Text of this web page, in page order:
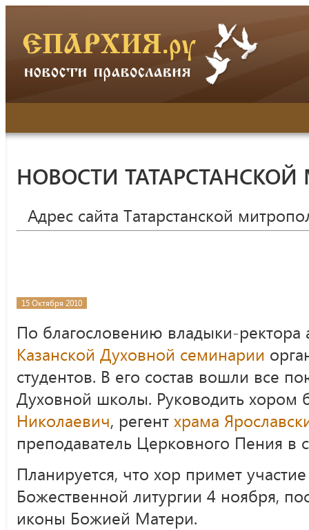
НОВОСТИ
Адрес сайта Татарстанской
15 Октября 2010
По благословению владыки-ректора
Казанской Духовной семинарии
студентов. В его состав вошли все
Духовной школы. Руководить хором
Николаевич, регент храма
преподаватель Церковного Пения в
Планируется, что хор примет
Божественной литургии 4 ноября,
иконы Божией Матери.